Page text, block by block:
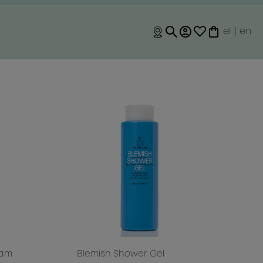
el en
Blemish Shower Gel